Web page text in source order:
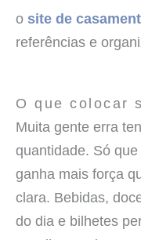
o site de
referências e
O que colocar
Muita gente erra
quantidade. Só
ganha mais força
clara. Bebidas,
do dia e bilhetes